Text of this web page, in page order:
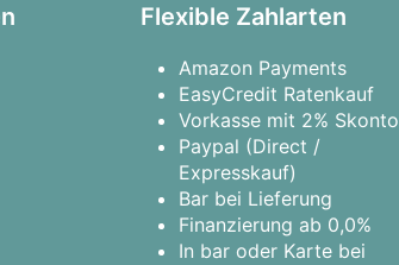
Flexible Zahlarten
Amazon Payments
EasyCredit Ratenkauf
Vorkasse mit 2% Skonto
Paypal (Direct /
Expresskauf)
Bar bei Lieferung
Finanzierung ab 0,0%
In bar oder Karte bei